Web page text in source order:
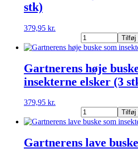
stk)
379,95 kr.
Gartnerens
hjemmehørende
(3
stk)
antal
Tilføj
Gartnerens høje
insekterne elsker (3
379,95 kr.
Gartnerens
høje
som
insekterne
Tilføj
Gartnerens lave